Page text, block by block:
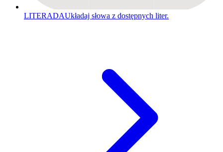
LITERADAUkładaj słowa z dostępnych liter.